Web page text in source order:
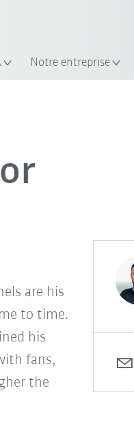
Notre entreprise
are his
to time.
his
fans,
the